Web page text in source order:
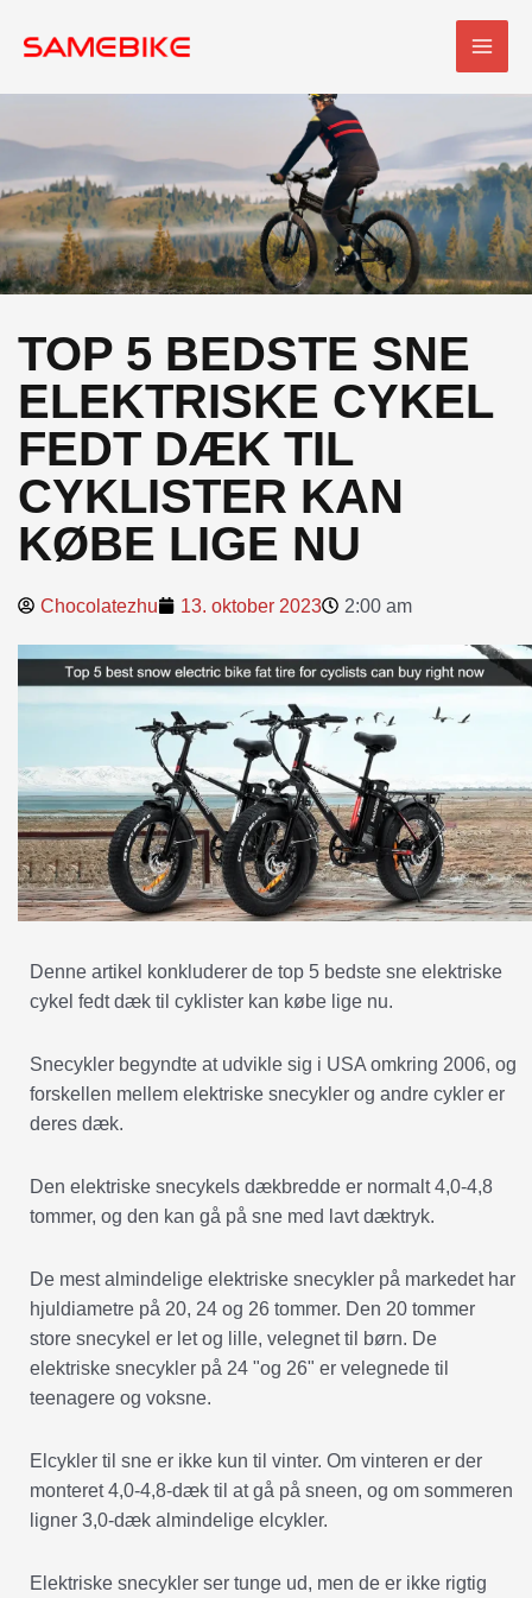
TOP 5 BEDSTE SNE
ELEKTRISKE CYKEL
FEDT DÆK TIL
CYKLISTER KAN
KØBE LIGE NU
Chocolatezhu 13. oktober 2023 2:00 am
Denne artikel konkluderer de top 5 bedste sne elektriske
cykel fedt dæk til cyklister kan købe lige nu.
Snecykler begyndte at udvikle sig i USA omkring 2006, og
forskellen mellem elektriske snecykler og andre cykler er
deres dæk.
Den elektriske snecykels dækbredde er normalt 4,0-4,8
tommer, og den kan gå på sne med lavt dæktryk.
De mest almindelige elektriske snecykler på markedet har
hjuldiametre på 20, 24 og 26 tommer. Den 20 tommer
store snecykel er let og lille, velegnet til børn. De
elektriske snecykler på 24 "og 26" er velegnede til
teenagere og voksne.
Elcykler til sne er ikke kun til vinter. Om vinteren er der
monteret 4,0-4,8-dæk til at gå på sneen, og om sommeren
ligner 3,0-dæk almindelige elcykler.
Elektriske snecykler ser tunge ud, men de er ikke rigtig